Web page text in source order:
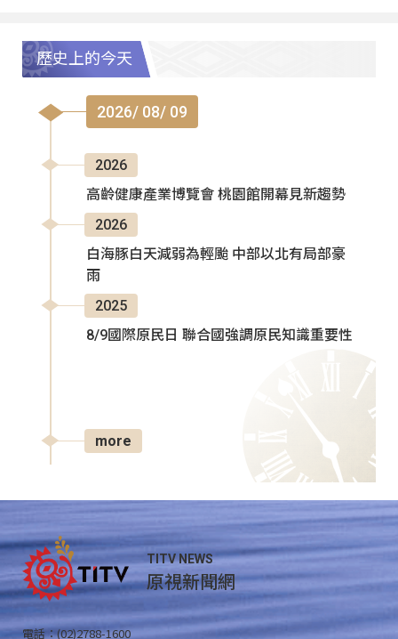
歷史上的今天
2026/ 08/ 09
2026
高齡健康產業博覽會 桃園館開幕見新趨勢
2026
白海豚白天減弱為輕颱 中部以北有局部豪
雨
2025
8/9國際原民日 聯合國強調原民知識重要性
more
TITV NEWS
原視新聞網
電話：(02)2788-1600